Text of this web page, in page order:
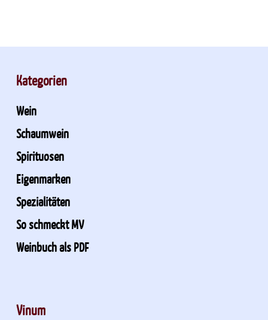
Kategorien
Wein
Schaumwein
Spirituosen
Eigenmarken
Spezialitäten
So schmeckt MV
Weinbuch als PDF
Vinum